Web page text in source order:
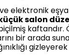
elektronik
salon
bir arada